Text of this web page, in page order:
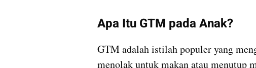
Apa Itu GTM pada Anak?
GTM adalah istilah populer yang
menolak untuk makan atau menutup